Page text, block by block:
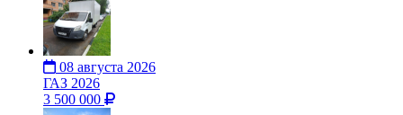
08 августа 2026
ГАЗ 2026
3 500 000